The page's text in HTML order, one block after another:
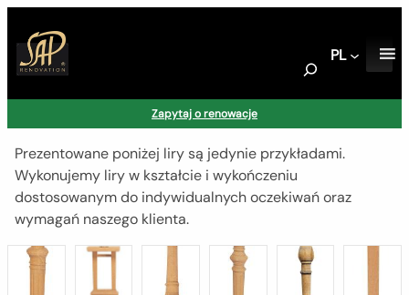
S
r
c
PL
Zapytaj o renowacje
Prezentowane poniżej liry są jedynie przykładami.
Wykonujemy liry w kształcie i wykończeniu
dostosowanym do indywidualnych oczekiwań oraz
wymagań naszego klienta.